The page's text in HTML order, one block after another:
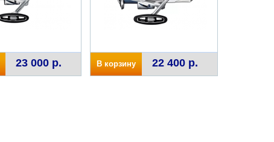
23 000 р. В корзину 22 400 р.